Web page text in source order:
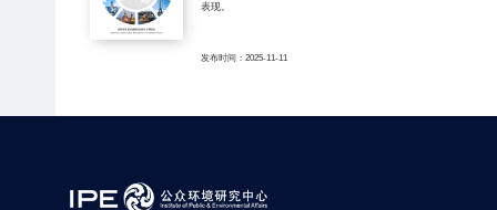
表现。
发布时间：2025-11-11